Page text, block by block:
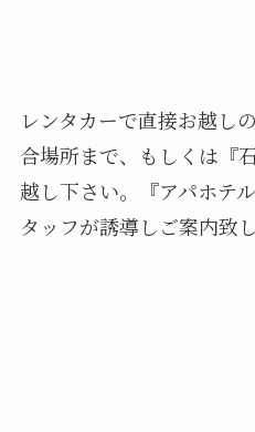
レンタカーで直接お越し
合場所まで、もしくは『
越し下さい。『アパホテ
タッフが誘導しご案内致し